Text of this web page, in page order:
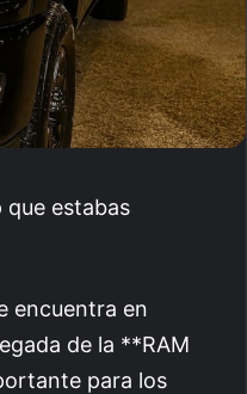
que estabas
encuentra en
de la **RAM
para los